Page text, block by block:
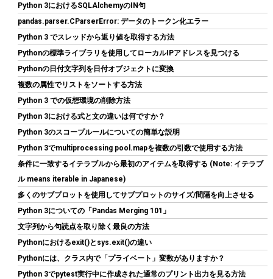
シリコンパワー デスクトップPC用 メモリ DDR4 3200 PC4-25600
16GB x 2枚 (32GB) 288Pin 1.2V CL22 SP032GBLFU320F22
(544409) GBP 172.93
こちら)
Tuloka 4個ヒートシンク 導熱接着シート4pcs付き 熱暴走対策 冷
却ラジエーターフィンCPU ICチップ 回路基板 LEDアンプに適用
アルミニウム 黒 70mm×22mm×6mm
Python 3におけるSQLAlchemyのIN句
pandas.parser.CParserError: データのトークン化エラー
Python 3 でスレッドから返り値を取得する方法
Pythonの標準ライブラリを使用してローカルIPアドレスを見つける
Pythonの日付文字列を日付オブジェクトに変換
複数の属性でリストをソートする方法
Python 3 での仮想環境の削除方法
Python 3における式と文の違いは何ですか？
Python 3のスコープルールについての簡単な説明
Python 3でmultiprocessing pool.mapを複数の引数で使用する方法
条件に一致するイテラブルから最初のアイテムを取得する (Note: イテラブ
ル means iterable in Japanese)
多くのサブプロットを使用してサブプロットのサイズ/間隔を向上させる
Python 3についての「Pandas Merging 101」
文字列から句読点を取り除く最良の方法
Pythonにおけるexit()とsys.exit()の違い
Pythonには、クラス内で「プライベート」変数がありますか？
Python 3でpytest実行中に作成された通常のプリント出力を見る方法